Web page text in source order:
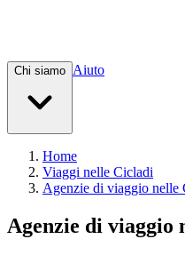
Chi siamo Aiuto
Home
Viaggi nelle Cicladi
Agenzie di viaggio nelle
Agenzie di viaggio